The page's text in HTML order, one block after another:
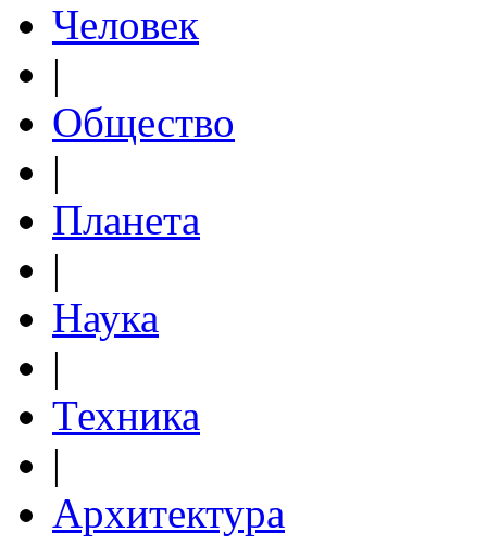
Человек
|
Общество
|
Планета
|
Наука
|
Техника
|
Архитектура